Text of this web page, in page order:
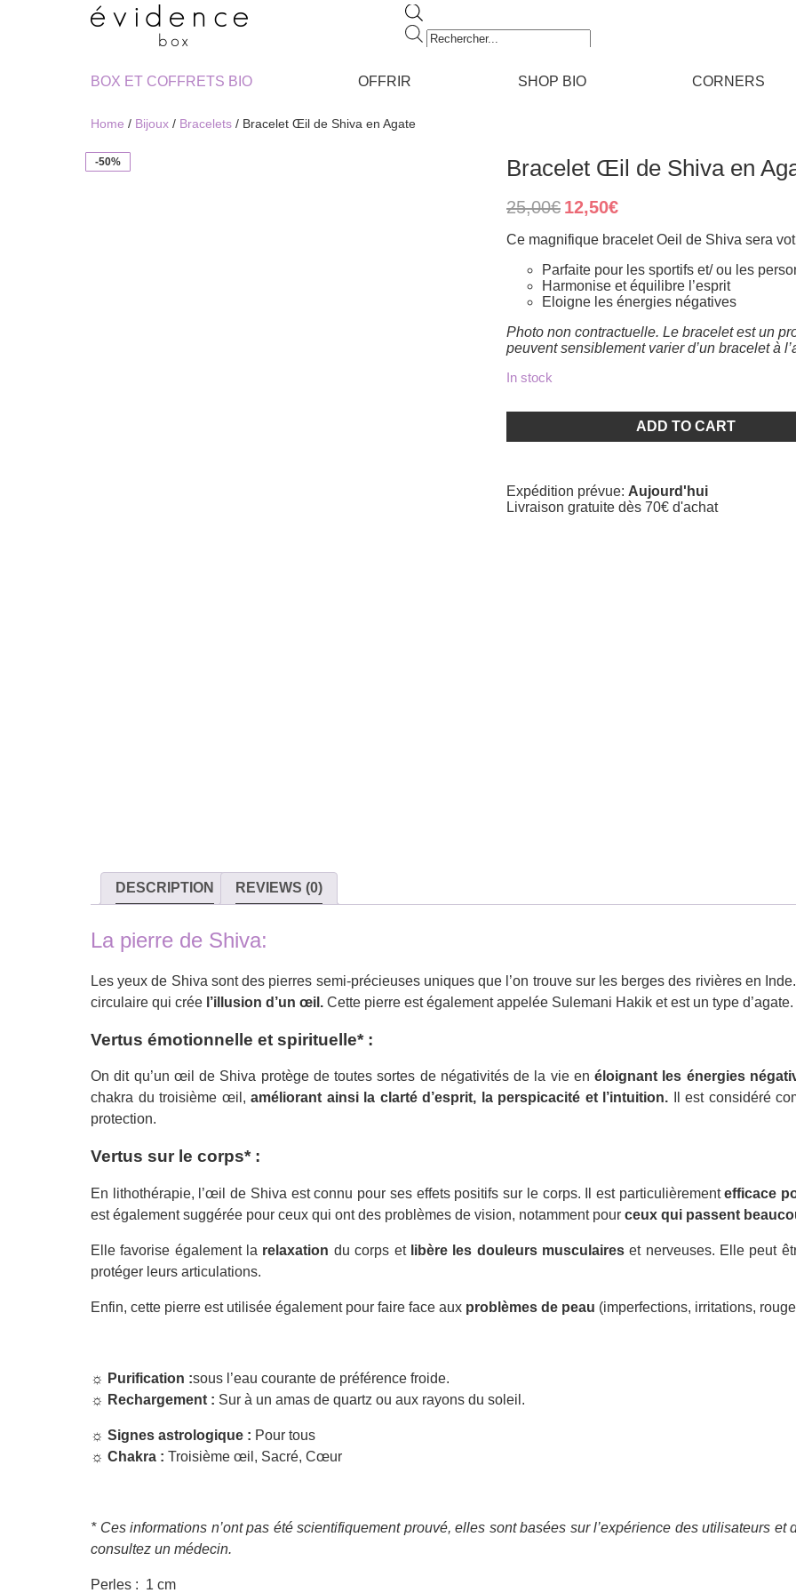
Recherche
de
BOX ET COFFRETS BIO
OFFRIR SHOP BIO CORNERS
Home / Bijoux / Bracelets / Bracelet Œil de Shiva en Agate
-50% Bracelet Œil de Shiva en
25,00€ Original
price
was:
25,00€.
12,50€Current
is:
Ce magnifique bracelet Oeil de Shiva sera
Parfaite pour les sportifs et/ ou les
Harmonise et équilibre l’esprit
Eloigne les énergies négatives
Photo non contractuelle. Le bracelet est un
peuvent sensiblement varier d’un bracelet à
In stock
Agate
quantity
ADD TO CART
Expédition prévue: Aujourd'hui
Livraison gratuite dès 70€ d'achat
DESCRIPTION REVIEWS (0)
La pierre de Shiva:
Les yeux de Shiva sont des pierres semi-précieuses uniques que l’on trouve sur les berges des rivières en
circulaire qui crée l’illusion d’un œil. Cette pierre est également appelée Sulemani Hakik et est un type d’agate.
Vertus émotionnelle et spirituelle* :
On dit qu’un œil de Shiva protège de toutes sortes de négativités de la vie en éloignant les énergies
chakra du troisième œil,améliorant ainsi la clarté d’esprit, la perspicacité et l’intuition. Il est considéré
protection.
Vertus sur le corps* :
En lithothérapie, l’œil de Shiva est connu pour ses effets positifs sur le corps. Il est particulièrementefficace
est également suggérée pour ceux qui ont des problèmes de vision, notamment pour ceux qui passent
Elle favorise également la relaxation du corps etlibère les douleurs musculaires et nerveuses. Elle peut
protéger leurs articulations.
Enfin, cette pierre est utilisée également pour faire face aux problèmes de peau (imperfections, irritations,
☼ Purification :sous l’eau courante de préférence froide.
☼ Rechargement : Sur à un amas de quartz ou aux rayons du soleil.
☼ Signes astrologique : Pour tous
☼ Chakra : Troisième œil, Sacré, Cœur
* Ces informations n’ont pas été scientifiquement prouvé, elles sont basées sur l’expérience des utilisateurs
consultez un médecin.
Perles : 1 cm